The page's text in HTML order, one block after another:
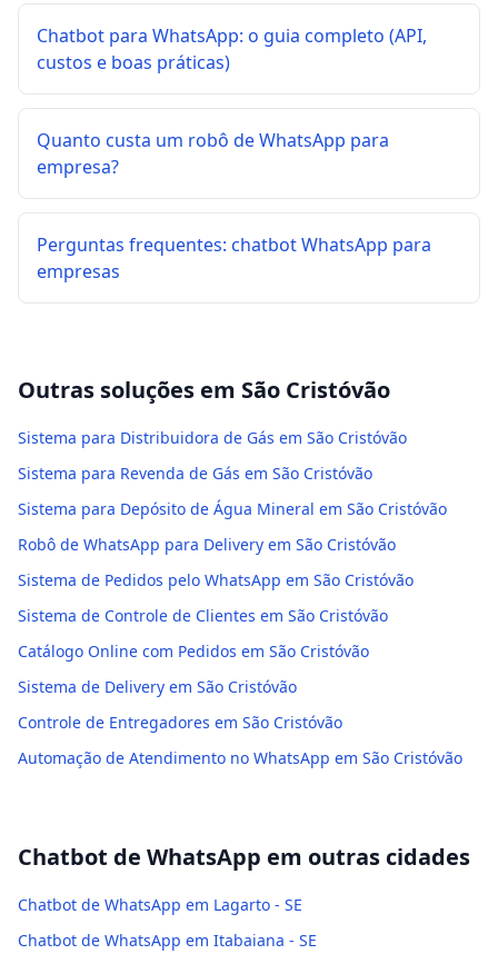
Chatbot para WhatsApp: o guia completo (API,
custos e boas práticas)
Quanto custa um robô de WhatsApp para
empresa?
Perguntas frequentes: chatbot WhatsApp para
empresas
Outras soluções em São Cristóvão
Sistema para Distribuidora de Gás em São Cristóvão
Sistema para Revenda de Gás em São Cristóvão
Sistema para Depósito de Água Mineral em São Cristóvão
Robô de WhatsApp para Delivery em São Cristóvão
Sistema de Pedidos pelo WhatsApp em São Cristóvão
Sistema de Controle de Clientes em São Cristóvão
Catálogo Online com Pedidos em São Cristóvão
Sistema de Delivery em São Cristóvão
Controle de Entregadores em São Cristóvão
Automação de Atendimento no WhatsApp em São Cristóvão
Chatbot de WhatsApp em outras cidades
Chatbot de WhatsApp em Lagarto - SE
Chatbot de WhatsApp em Itabaiana - SE